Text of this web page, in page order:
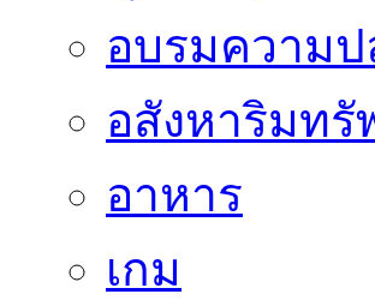
อบรมความ
อสังหาริมทรั
อาหาร
เกม